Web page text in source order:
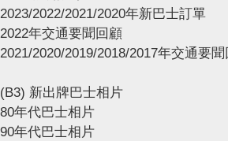
2023/2022/2021/2020年新巴士訂單
2022年交通要聞回顧
2021/2020/2019/2018/2017年交通要
(B3) 新出牌巴士相片
80年代巴士相片
90年代巴士相片